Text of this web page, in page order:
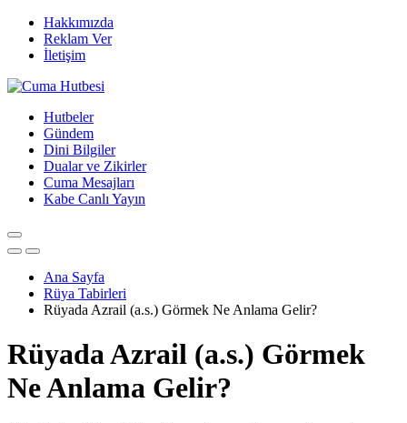
Hakkımızda
Reklam Ver
İletişim
Hutbeler
Gündem
Dini Bilgiler
Dualar ve Zikirler
Cuma Mesajları
Kabe Canlı Yayın
Ana Sayfa
Rüya Tabirleri
Rüyada Azrail (a.s.) Görmek Ne Anlama Gelir?
Rüyada Azrail (a.s.) Görmek
Ne Anlama Gelir?